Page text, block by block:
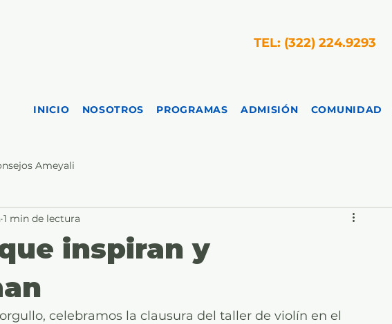
TEL: (322) 224.9293
INICIO NOSOTROS PROGRAMAS ADMISIÓN COMUNIDAD
Ameyali
inspiran y
1 min de lectura
celebramos la clausura del taller de violín en el